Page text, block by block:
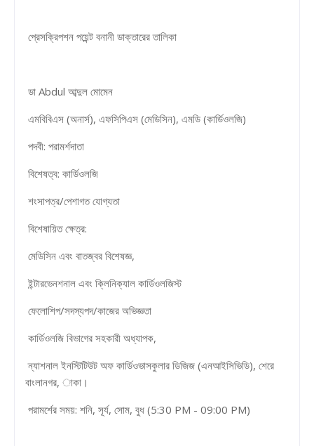
প্রেসক্রিপশন পয়েন্ট বনানী ডাক্তারের তালিকা
ডা Abdul আব্দুল মোমেন
এমবিবিএস (অনার্স), এফসিপিএস (মেডিসিন), এমডি (কার্ডিওলজি)
পদবী: পরামর্শদাতা
বিশেষত্ব: কার্ডিওলজি
শংসাপত্র/পেশাগত যোগ্যতা
বিশেষায়িত ক্ষেত্র:
মেডিসিন এবং বাতজ্বর বিশেষজ্ঞ,
ইন্টারভেনশনাল এবং ক্লিনিক্যাল কার্ডিওলজিস্ট
ফেলোশিপ/সদস্যপদ/কাজের অভিজ্ঞতা
কার্ডিওলজি বিভাগের সহকারী অধ্যাপক,
ন্যাশনাল ইনস্টিটিউট অফ কার্ডিওভাসকুলার ডিজিজ (এনআইসিভিডি), শেরে
বাংলানগর, াকা।
পরামর্শের সময়: শনি, সূর্য, সোম, বুধ (5:30 PM - 09:00 PM)